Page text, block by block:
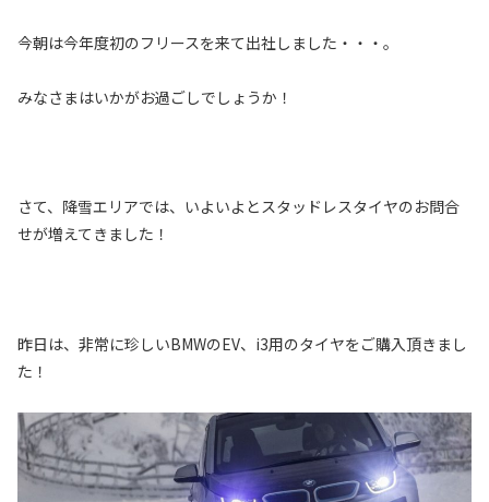
今朝は今年度初のフリースを来て出社しました・・・。
みなさまはいかがお過ごしでしょうか！
さて、降雪エリアでは、いよいよとスタッドレスタイヤのお問合
せが増えてきました！
昨日は、非常に珍しいBMWのEV、i3用のタイヤをご購入頂きまし
た！